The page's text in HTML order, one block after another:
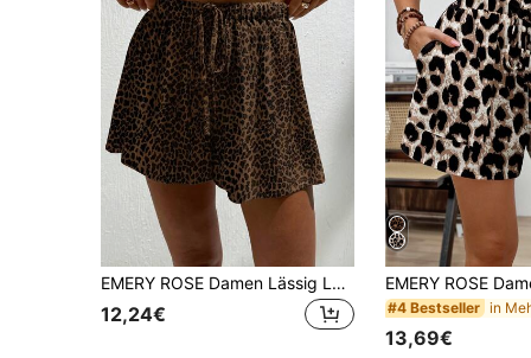
EMERY ROSE Damen Lässig Leopardenmuster Shorts, geeignet für Frühling/Sommer, Lässig
12,24€ #4 Bestseller
13,69€